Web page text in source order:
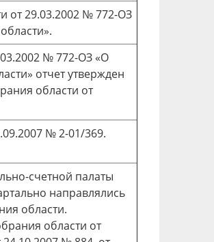
от 29.03.2002 № 772-ОЗ
№ 772-ОЗ «О
отчет утвержден
области от
№ 2-01/369.
счетной палаты
направлялись
области.
области от